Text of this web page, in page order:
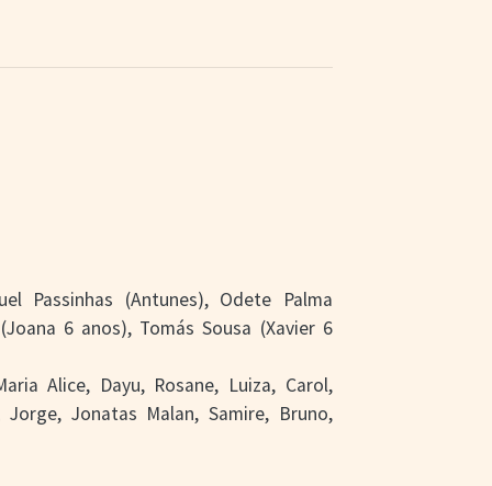
Passinhas (Antunes), Odete Palma
6 anos), Tomás Sousa (Xavier 6
Alice, Dayu, Rosane, Luiza, Carol,
Jorge, Jonatas Malan, Samire, Bruno,